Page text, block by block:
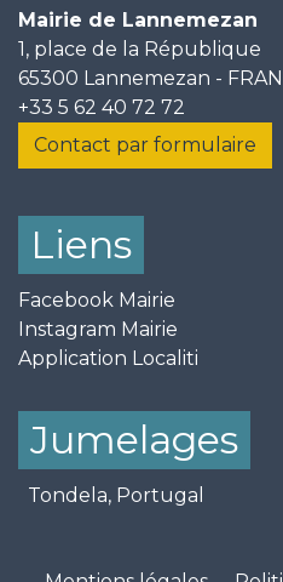
Mairie de Lannemezan
1, place de la République
65300 Lannemezan -
+33 5 62 40 72 72
Contact par formulaire
Liens
Facebook Mairie
Instagram Mairie
Application Localiti
Jumelages
Tondela, Portugal